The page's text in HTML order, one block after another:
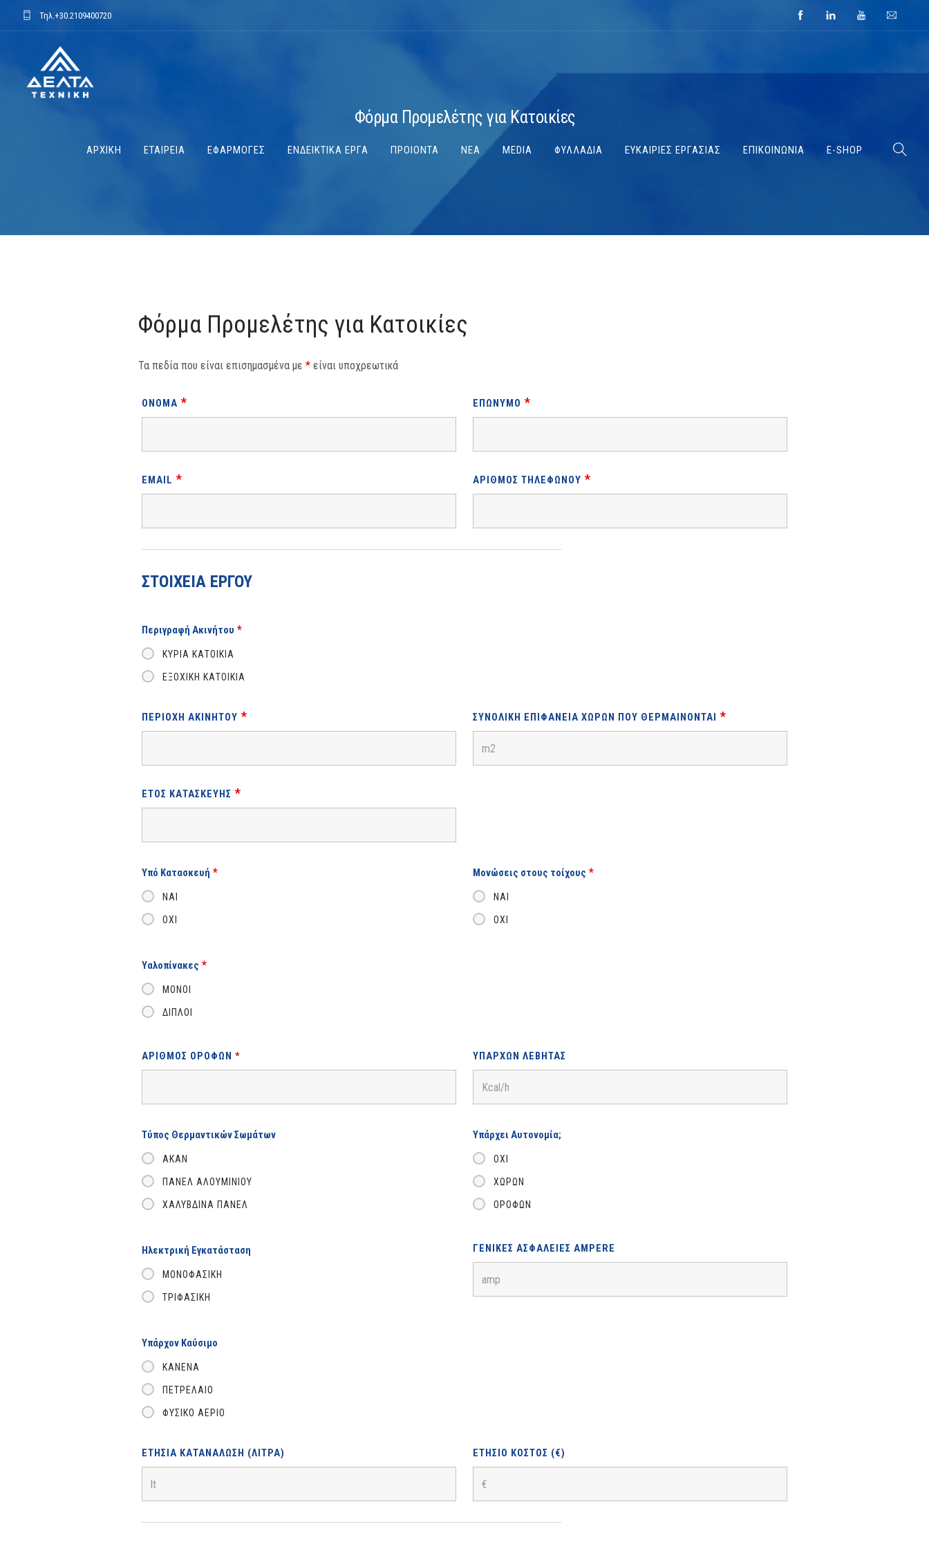
Τηλ.+30.2109400720
ΑΡΧΙΚΗ ΕΤΑΙΡΕΙΑ ΕΦΑΡΜΟΓΕΣ ΕΝΔΕΙΚΤΙΚΑ ΕΡΓΑ ΠΡΟΙΟΝΤΑ ΝΕΑ MEDIA ΦΥΛΛΑΔΙΑ ΕΥΚΑΙΡΙΕΣ ΕΡΓΑΣΙΑΣ ΕΠΙΚΟΙΝΩΝΙΑ E-SHOP
Φόρμα Προμελέτης για Κατοικίες
Φόρμα Προμελέτης για Κατοικίες
Τα πεδία που είναι επισημασμένα με *είναι υποχρεωτικά
ΌΝΟΜΑ * ΕΠΏΝΥΜΟ *
EMAIL * ΑΡΙΘΜΌΣ ΤΗΛΕΦΏΝΟΥ *
ΣΤΟΙΧΕΙΑ ΕΡΓΟΥ
Περιγραφή Ακινήτου *
ΚΎΡΙΑ ΚΑΤΟΙΚΊΑ
ΕΞΟΧΙΚΉ ΚΑΤΟΙΚΊΑ
ΠΕΡΙΟΧΉ ΑΚΙΝΉΤΟΥ * ΣΥΝΟΛΙΚΉ ΕΠΙΦΆΝΕΙΑ ΧΏΡΩΝ ΠΟΥ ΘΕΡΜΑΊΝΟΝΤΑΙ *
ΈΤΟΣ ΚΑΤΑΣΚΕΥΉΣ *
Υπό Κατασκευή *
ΝΑΊ
ΌΧΙ
Μονώσεις στους τοίχους *
ΝΑΊ
ΌΧΙ
Υαλοπίνακες *
ΜΟΝΟΊ
ΔΙΠΛΟΊ
ΑΡΙΘΜΌΣ ΟΡΌΦΩΝ * ΥΠΆΡΧΩΝ ΛΈΒΗΤΑΣ
Τύπος Θερμαντικών Σωμάτων
AKAN
ΠΆΝΕΛ ΑΛΟΥΜΙΝΊΟΥ
ΧΑΛΎΒΔΙΝΑ ΠΆΝΕΛ
Υπάρχει Αυτονομία;
ΌΧΙ
ΧΏΡΩΝ
ΟΡΌΦΩΝ
Ηλεκτρική Εγκατάσταση
ΜΟΝΟΦΑΣΙΚΉ
ΤΡΙΦΑΣΙΚΉ
ΓΕΝΙΚΈΣ ΑΣΦΆΛΕΙΕΣ AMPERE
Υπάρχον Καύσιμο
ΚΑΝΈΝΑ
ΠΕΤΡΈΛΑΙΟ
ΦΥΣΙΚΌ ΑΈΡΙΟ
ΕΤΉΣΙΑ ΚΑΤΑΝΆΛΩΣΗ (ΛΊΤΡΑ) ΕΤΉΣΙΟ ΚΌΣΤΟΣ (€)